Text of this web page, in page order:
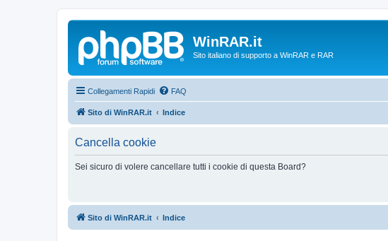
WinRAR.it
Sito italiano di supporto a WinRAR e RAR
Collegamenti Rapidi FAQ
Sito di WinRAR.it Indice
Cancella cookie
Sei sicuro di volere cancellare tutti i cookie di questa Board?
Sito di WinRAR.it Indice